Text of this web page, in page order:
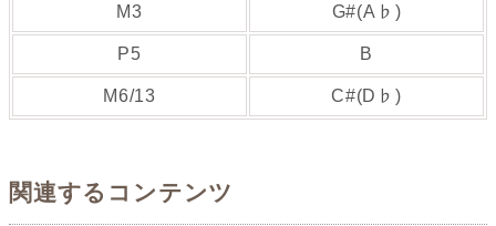
M3 G#(A♭)
P5 B
M6/13 C#(D♭)
関連するコンテンツ